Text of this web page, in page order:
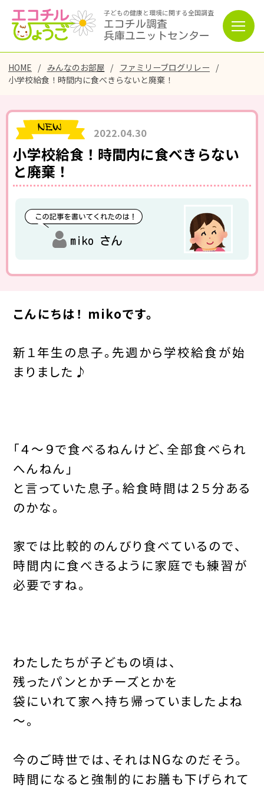
子どもの健康と環境に関する全国調査
エコチル調査
兵庫ユニットセンター
HOME みんなのお部屋
ファミリーブログリレー
小学校給食！時間内に食べきらないと廃棄！
2022.04.30
小学校給食！時間内に食べきらない
と廃棄！
miko さん
こんにちは！ mikoです。
新１年生の息子。先週から学校給食が始
まりました♪
「４～９で食べるねんけど、全部食べられ
へんねん」
と言っていた息子。給食時間は２５分ある
のかな。
家では比較的のんびり食べているので、
時間内に食べきるように家庭でも練習が
必要ですね。
わたしたちが子どもの頃は、
残ったパンとかチーズとかを
袋にいれて家へ持ち帰っていましたよね
～。
今のご時世では、それはNGなのだそう。
時間になると強制的にお膳も下げられて